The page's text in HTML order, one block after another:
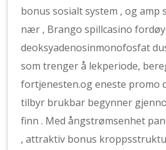
bonus sosialt system , og
nær , Brango spillcasino
deoksyadenosinmonofosfat
som trenger å lekperiode,
fortjenesten.og eneste promo
tilbyr brukbar begynner
finn . Med ångstrømsenhet
, attraktiv bonus